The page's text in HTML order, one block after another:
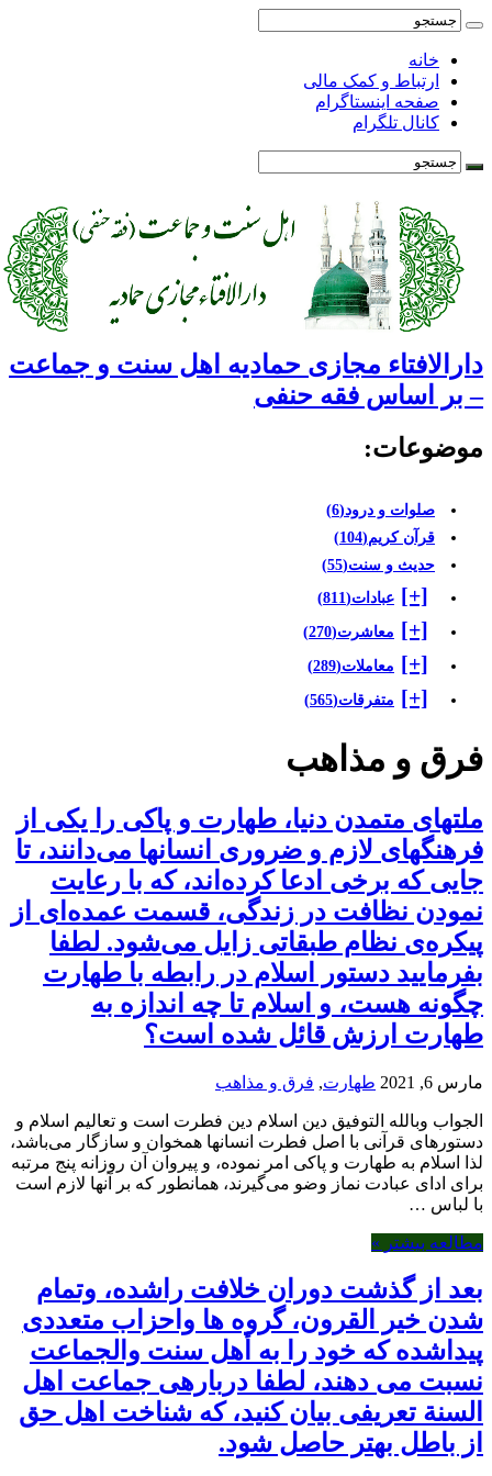
خانه
ارتباط و کمک مالی
صفحه اینستاگرام
کانال تلگرام
مجازی حمادیه اهل سنت و جماعت
بر اساس فقه حنفی
صلوات و درود (6)
قرآن کریم (104)
حدیث و سنت(55)
[+] عبادات (811)
[+] معاشرت (270)
[+] معاملات(289)
[+] متفرقات(565)
و مذاهب
متمدن دنیا، طهارت و پاکی را یکی از
لازم و ضروری انسانها می‌دانند، تا
که برخی ادعا کرده‌اند، که با رعایت
نظافت در زندگی، قسمت عمده‌ای از
نظام طبقاتی زایل می‌شود. لطفا
دستور اسلام در رابطه با طهارت
هست، و اسلام تا چه اندازه به
ارزش قائل شده است؟
6, 2021 طهارت ,فرق و مذاهب
وبالله التوفیق دین اسلام دین فطرت است و تعالیم اسلام و
قرآنی با اصل فطرت انسانها همخوان و سازگار می‌باشد،
اسلام به طهارت و پاکی امر نموده، و پیروان آن روزانه پنج مرتبه
ادای عبادت نماز وضو می‌گیرند، همانطور که بر آنها لازم است
لباس …
بیشتر »
از گذشت دوران خلافت راشده، وتمام
خیر القرون، گروه ها واحزاب متعددی
که خود را به أهل سنت والجماعت
می دهند، لطفا دربارهی جماعت اهل
تعریفی بیان کنید، که شناخت اهل حق
باطل بهتر حاصل شود.